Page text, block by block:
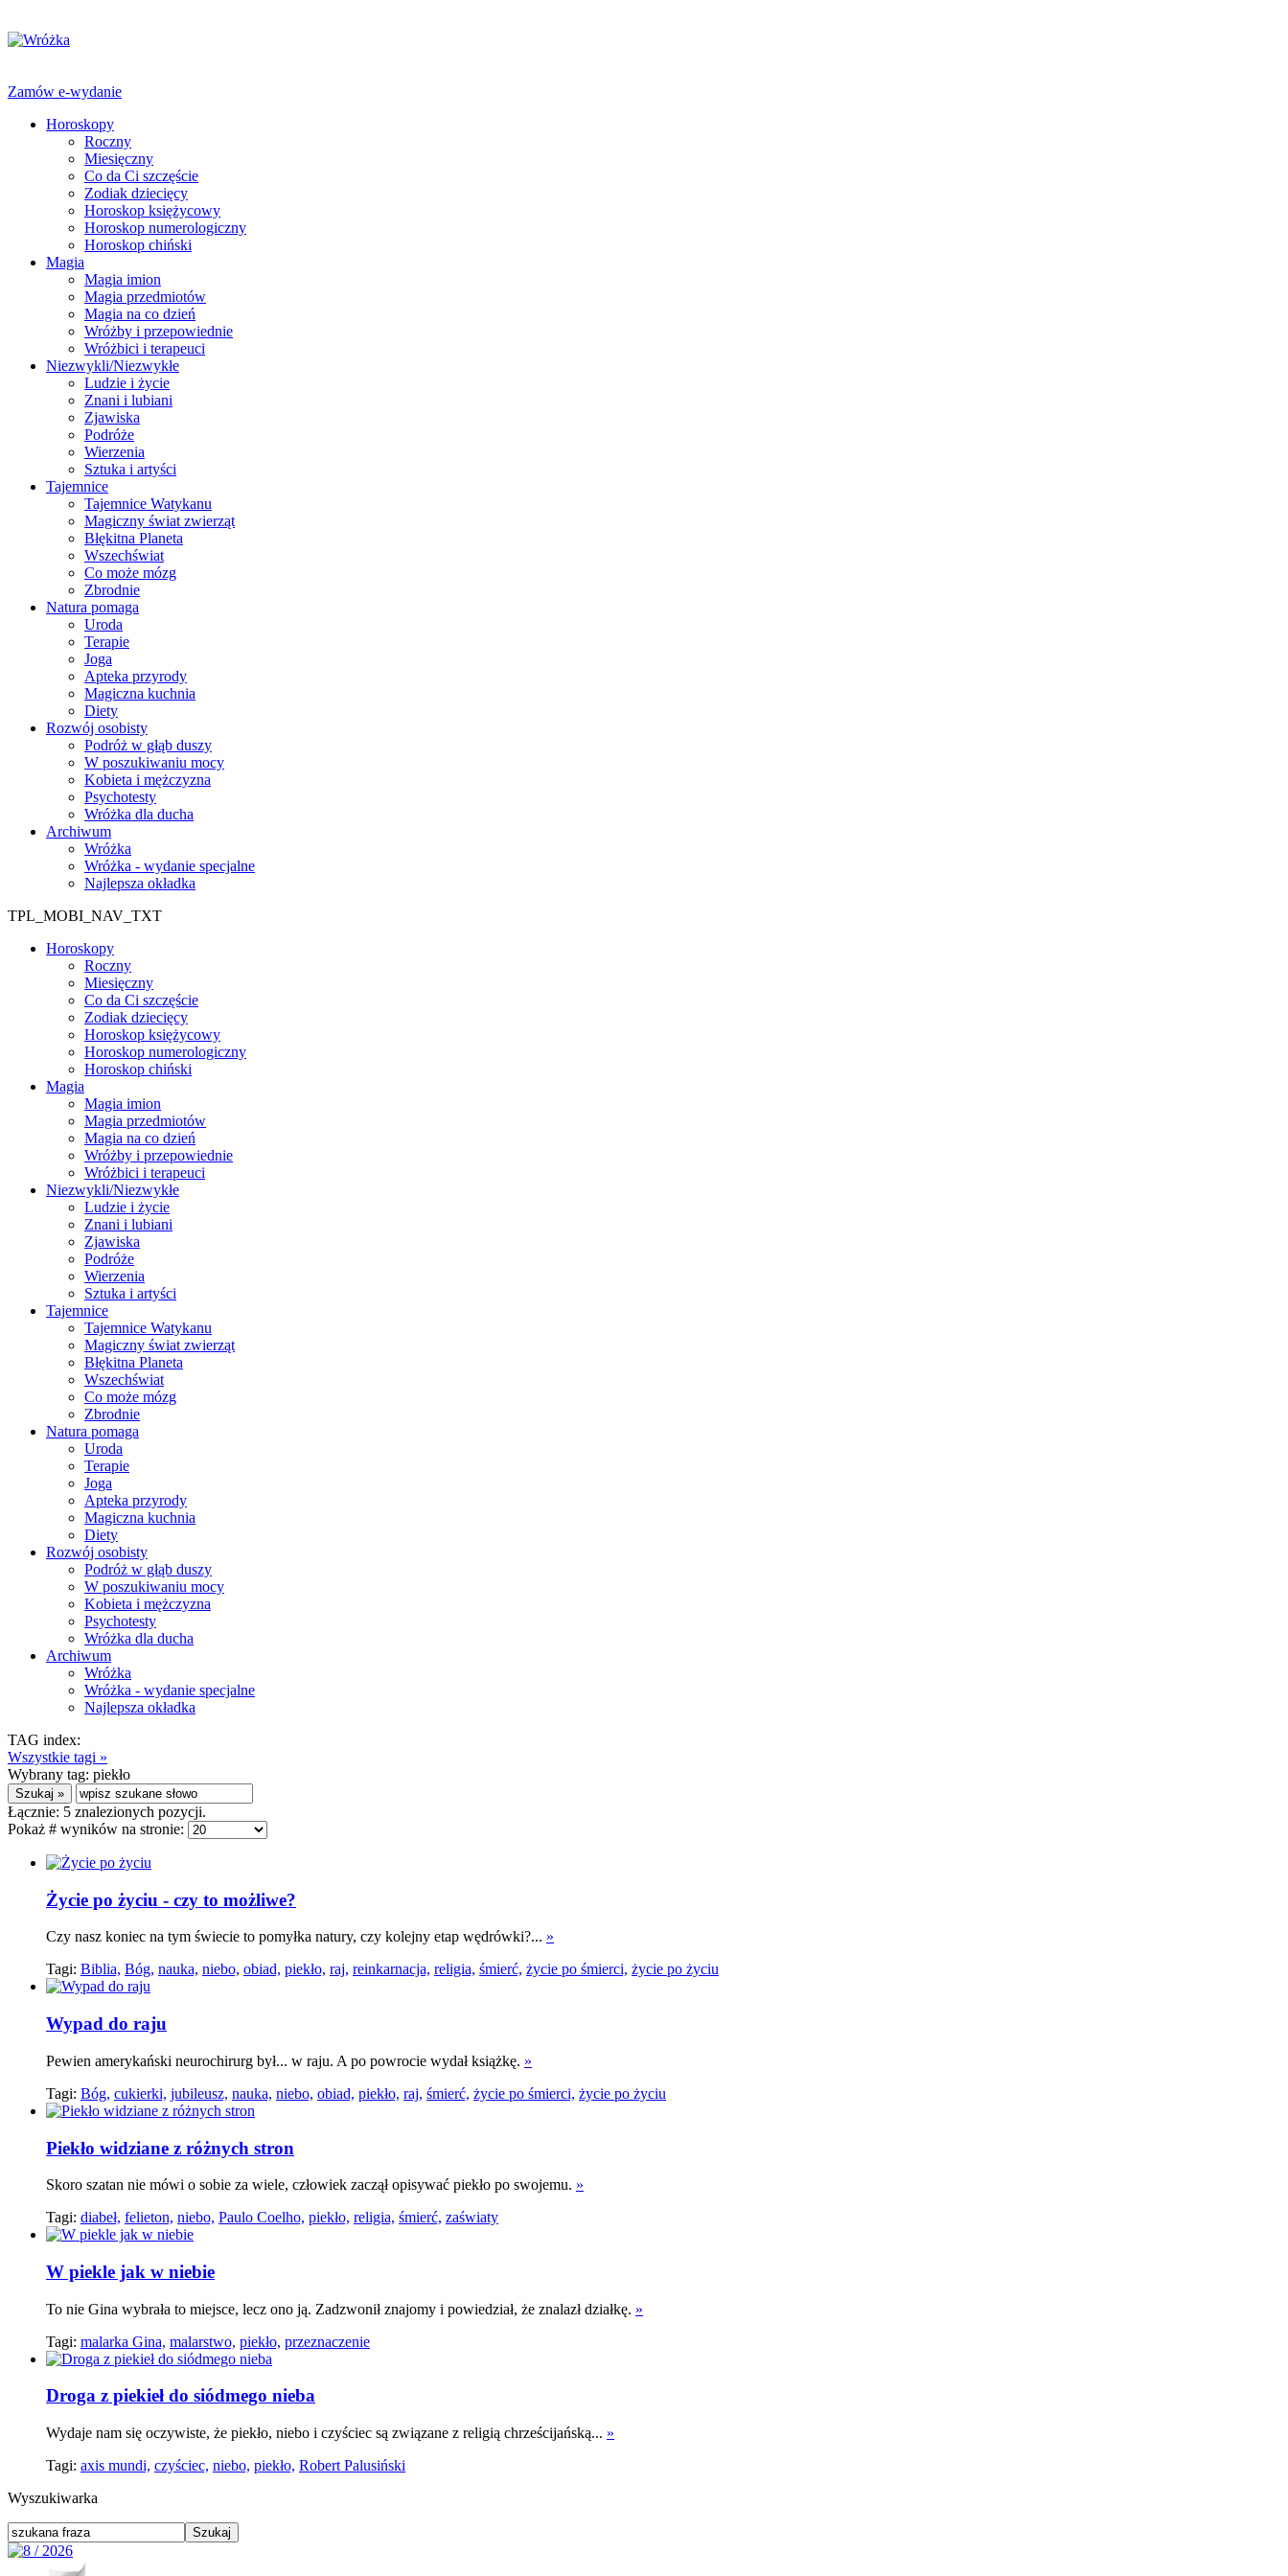
Zamów e-wydanie
Horoskopy
Roczny
Miesięczny
Co da Ci szczęście
Zodiak dziecięcy
Horoskop księżycowy
Horoskop numerologiczny
Horoskop chiński
Magia
Magia imion
Magia przedmiotów
Magia na co dzień
Wróżby i przepowiednie
Wróżbici i terapeuci
Niezwykli/Niezwykłe
Ludzie i życie
Znani i lubiani
Zjawiska
Podróże
Wierzenia
Sztuka i artyści
Tajemnice
Tajemnice Watykanu
Magiczny świat zwierząt
Błękitna Planeta
Wszechświat
Co może mózg
Zbrodnie
Natura pomaga
Uroda
Terapie
Joga
Apteka przyrody
Magiczna kuchnia
Diety
Rozwój osobisty
Podróż w głąb duszy
W poszukiwaniu mocy
Kobieta i mężczyzna
Psychotesty
Wróżka dla ducha
Archiwum
Wróżka
Wróżka - wydanie specjalne
Najlepsza okładka
TPL_MOBI_NAV_TXT
Horoskopy
Roczny
Miesięczny
Co da Ci szczęście
Zodiak dziecięcy
Horoskop księżycowy
Horoskop numerologiczny
Horoskop chiński
Magia
Magia imion
Magia przedmiotów
Magia na co dzień
Wróżby i przepowiednie
Wróżbici i terapeuci
Niezwykli/Niezwykłe
Ludzie i życie
Znani i lubiani
Zjawiska
Podróże
Wierzenia
Sztuka i artyści
Tajemnice
Tajemnice Watykanu
Magiczny świat zwierząt
Błękitna Planeta
Wszechświat
Co może mózg
Zbrodnie
Natura pomaga
Uroda
Terapie
Joga
Apteka przyrody
Magiczna kuchnia
Diety
Rozwój osobisty
Podróż w głąb duszy
W poszukiwaniu mocy
Kobieta i mężczyzna
Psychotesty
Wróżka dla ducha
Archiwum
Wróżka
Wróżka - wydanie specjalne
Najlepsza okładka
TAG index:
Wszystkie tagi »
Wybrany tag: piekło
Łącznie: 5 znalezionych pozycji.
Pokaż # wyników na stronie:
Życie po życiu - czy to możliwe?
Czy nasz koniec na tym świecie to pomyłka natury, czy kolejny etap wędrówki?... »
Tagi: Biblia, Bóg, nauka, niebo, obiad, piekło, raj, reinkarnacja, religia, śmierć, życie po śmierci, życie po życiu
Wypad do raju
Pewien amerykański neurochirurg był... w raju. A po powrocie wydał książkę. »
Tagi: Bóg, cukierki, jubileusz, nauka, niebo, obiad, piekło, raj, śmierć, życie po śmierci, życie po życiu
Piekło widziane z różnych stron
Skoro szatan nie mówi o sobie za wiele, człowiek zaczął opisywać piekło po swojemu. »
Tagi: diabeł, felieton, niebo, Paulo Coelho, piekło, religia, śmierć, zaświaty
W piekle jak w niebie
To nie Gina wybrała to miejsce, lecz ono ją. Zadzwonił znajomy i powiedział, że znalazł działkę. »
Tagi: malarka Gina, malarstwo, piekło, przeznaczenie
Droga z piekieł do siódmego nieba
Wydaje nam się oczywiste, że piekło, niebo i czyściec są związane z religią chrześcijańską... »
Tagi: axis mundi, czyściec, niebo, piekło, Robert Palusiński
Wyszukiwarka